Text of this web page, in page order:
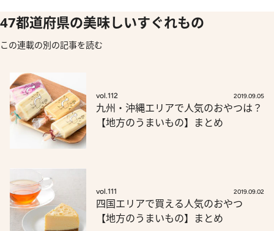
47都道府県の美味しいすぐれもの
この連載の別の記事を読む
vol.112 2019.09.05
九州・沖縄エリアで人気のおやつは？
【地方のうまいもの】まとめ
vol.111 2019.09.02
四国エリアで買える人気のおやつ
【地方のうまいもの】まとめ